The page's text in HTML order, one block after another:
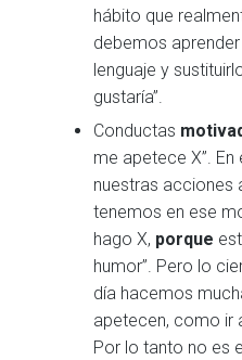
hábito que
debemos
lenguaje y
gustaría”.
Conductas
me apetece X”.
nuestras acciones
tenemos en ese
hago X, porque
humor”. Pero lo
día hacemos
apetecen, como ir
Por lo tanto no es